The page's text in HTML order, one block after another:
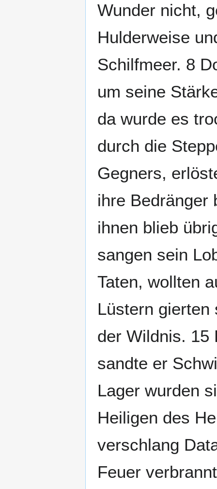
Wunder nicht,
Hulderweise
Schilfmeer. 8
um seine
da wurde es
durch die
Gegners,
ihre Bedränger
ihnen blieb
sangen sein
Taten, wollten
Lüstern gierten
der Wildnis. 15
sandte er
Lager wurden
Heiligen des
verschlang
Feuer